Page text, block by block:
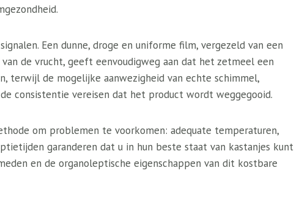
Een dunne, droge en uniforme film, vergezeld van een
de vrucht, geeft eenvoudigweg aan dat het zetmeel een
terwijl de mogelijke aanwezigheid van echte schimmel,
consistentie vereisen dat het product wordt weggegooid.
om problemen te voorkomen: adequate temperaturen,
garanderen dat u in hun beste staat van kastanjes kunt
en de organoleptische eigenschappen van dit kostbare